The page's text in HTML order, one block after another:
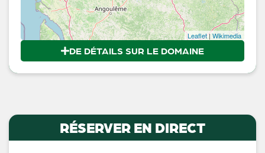
Leaflet|Wikimedia
DE DÉTAILS SUR LE DOMAINE
RÉSERVER EN DIRECT